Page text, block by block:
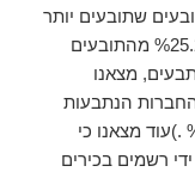
שתובעים יותר
מחמש תביעות במהלך שנה הינו מזערי )%25.2 מהתובעים
.)בבחינת הנתבעים, מצאנו
)%0.49 ,)כאשר החברות הנתבעות
ביותר הן חברות מתחום הצרכנות )%17.32 .)עוד מצאנו כי
רשמים בכירים